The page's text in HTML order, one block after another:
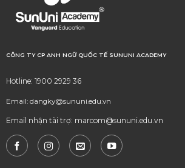
CÔNG TY CP ANH NGỮ QUỐC TẾ SUNUNI ACADEMY
Hotline: 1900 2929 36
Email: dangky@sununi.edu.vn
Email nhận tài trợ: marcom@sununi.edu.vn